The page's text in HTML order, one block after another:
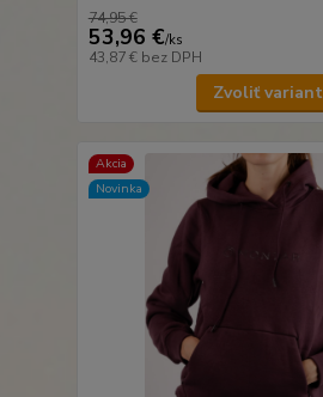
74,95 €
53,96 €/ks
43,87 € bez DPH
Zvoliť variant
Akcia
Novinka